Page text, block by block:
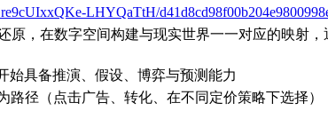
LHYQaTtH/
原，在数字空间构建与现实世界一一对应的映射
始具备推演、假设、博弈与预测能力
路径（点击广告、转化、在不同定价策略下选择